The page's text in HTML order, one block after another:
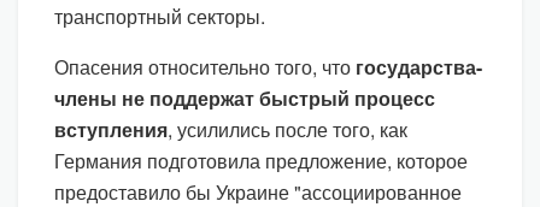
транспортный секторы.
Опасения относительно того, что государства-
члены не поддержат быстрый процесс
вступления, усилились после того, как
Германия подготовила предложение, которое
предоставило бы Украине "ассоциированное